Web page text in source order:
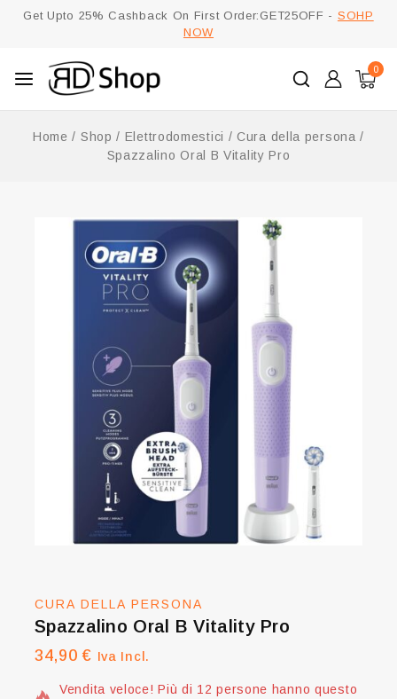
Get Upto 25% Cashback On First Order:GET25OFF - SOHP
NOW
0
Home / Shop / Elettrodomestici / Cura della persona /
Spazzalino Oral B Vitality Pro
CURA DELLA PERSONA
Spazzalino Oral B Vitality Pro
34,90€ Iva Incl.
9 prodotti venduti nelle ultime 16 ore
Vendita veloce! Più di 12 persone hanno questo